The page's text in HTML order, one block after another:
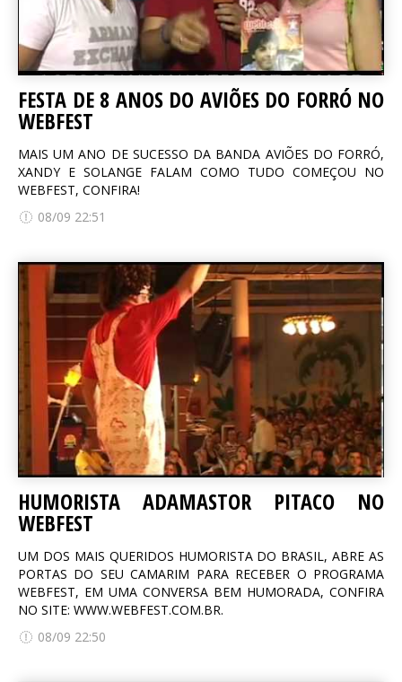
FESTA DE 8 ANOS DO AVIÕES DO FORRÓ NO
WEBFEST
MAIS UM ANO DE SUCESSO DA BANDA AVIÕES DO FORRÓ,
XANDY E SOLANGE FALAM COMO TUDO COMEÇOU NO
WEBFEST, CONFIRA!
08/09 22:51
HUMORISTA ADAMASTOR PITACO NO
WEBFEST
UM DOS MAIS QUERIDOS HUMORISTA DO BRASIL, ABRE AS
PORTAS DO SEU CAMARIM PARA RECEBER O PROGRAMA
WEBFEST, EM UMA CONVERSA BEM HUMORADA, CONFIRA
NO SITE: WWW.WEBFEST.COM.BR.
08/09 22:50